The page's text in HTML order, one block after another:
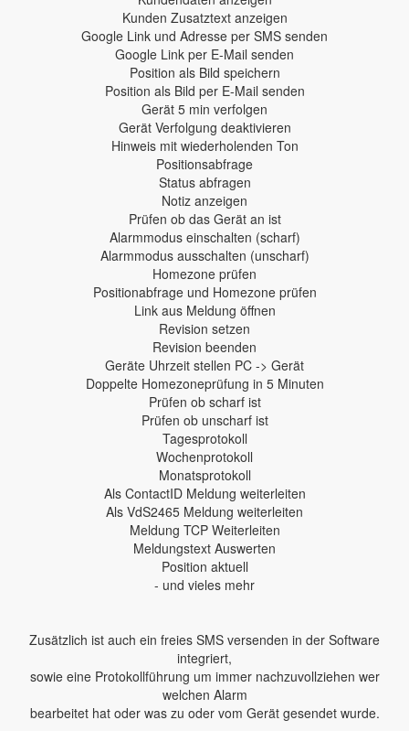
Kunden Zusatztext anzeigen
Google Link und Adresse per SMS senden
Google Link per E-Mail senden
Position als Bild speichern
Position als Bild per E-Mail senden
Gerät 5 min verfolgen
Gerät Verfolgung deaktivieren
Hinweis mit wiederholenden Ton
Positionsabfrage
Status abfragen
Notiz anzeigen
Prüfen ob das Gerät an ist
Alarmmodus einschalten (scharf)
Alarmmodus ausschalten (unscharf)
Homezone prüfen
Positionabfrage und Homezone prüfen
Link aus Meldung öffnen
Revision setzen
Revision beenden
Geräte Uhrzeit stellen PC -> Gerät
Doppelte Homezoneprüfung in 5 Minuten
Prüfen ob scharf ist
Prüfen ob unscharf ist
Tagesprotokoll
Wochenprotokoll
Monatsprotokoll
Als ContactID Meldung weiterleiten
Als VdS2465 Meldung weiterleiten
Meldung TCP Weiterleiten
Meldungstext Auswerten
Position aktuell
- und vieles mehr
Zusätzlich ist auch ein freies SMS versenden in der Software
integriert,
sowie eine Protokollführung um immer nachzuvollziehen wer
welchen Alarm
bearbeitet hat oder was zu oder vom Gerät gesendet wurde.